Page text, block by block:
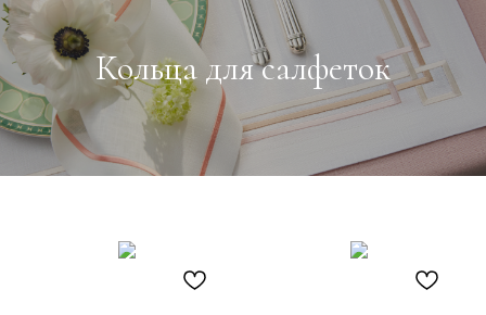
Кольца для салфеток